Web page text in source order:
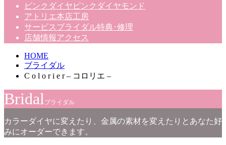
ピンクダイヤ ピンクダイヤモンド
アトリエ本店工房
サービス ブライダル特典･修理
店舗情報アクセス
HOME
ブライダル
C o l o r i e r – コロリエ –
Bridal ブライダル
カラーダイヤに変えたり、金属の素材を変えたりとあなた好
みにオーダーできます。